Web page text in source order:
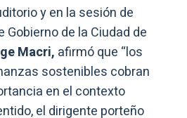
y en la sesión de
Gobierno de la Ciudad de
Macri, afirmó que “los
sostenibles cobran
en el contexto
el dirigente porteño